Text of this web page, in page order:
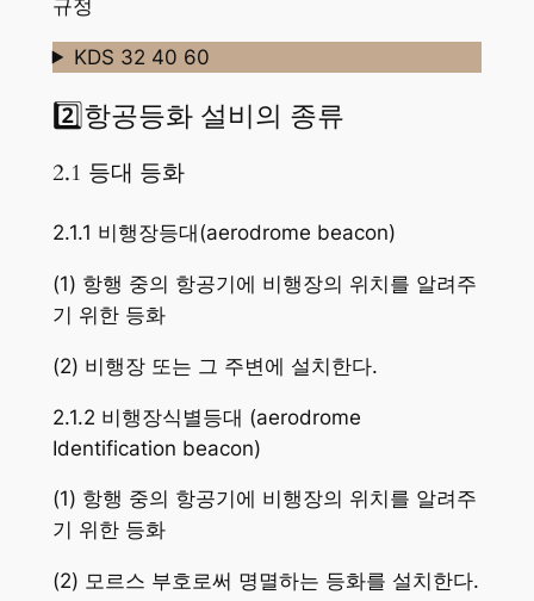
규정
KDS 32 40 60
2️⃣항공등화 설비의 종류
2.1 등대 등화
2.1.1 비행장등대(aerodrome beacon)
(1) 항행 중의 항공기에 비행장의 위치를 알려주
기 위한 등화
(2) 비행장 또는 그 주변에 설치한다.
2.1.2 비행장식별등대 (aerodrome
Identification beacon)
(1) 항행 중의 항공기에 비행장의 위치를 알려주
기 위한 등화
(2) 모르스 부호로써 명멸하는 등화를 설치한다.